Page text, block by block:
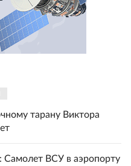
тарану Виктора
Самолет ВСУ в аэропорту